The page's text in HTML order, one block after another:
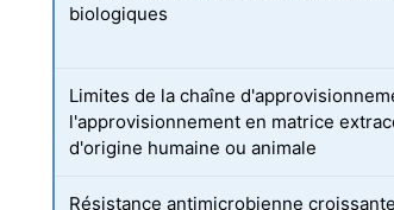
biologiques
Limites de la chaîne
l'approvisionnement en matrice
d'origine humaine ou animale
Résistance antimicrobienne